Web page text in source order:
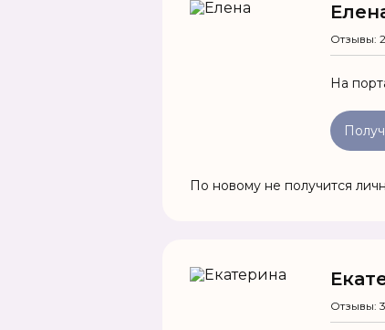
Отзывы: 2
На
По новому не получится
Отзывы: 3